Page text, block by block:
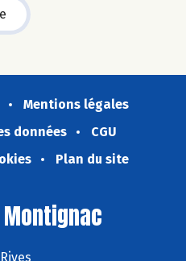
Mentions légales
données
CGU
Plan du site